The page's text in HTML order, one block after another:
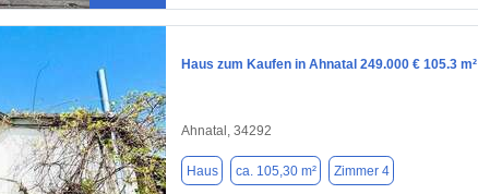
Haus zum Kaufen in Ahnatal 249.000 € 105.3 m²
Ahnatal, 34292
Haus ca. 105,30 m² Zimmer 4